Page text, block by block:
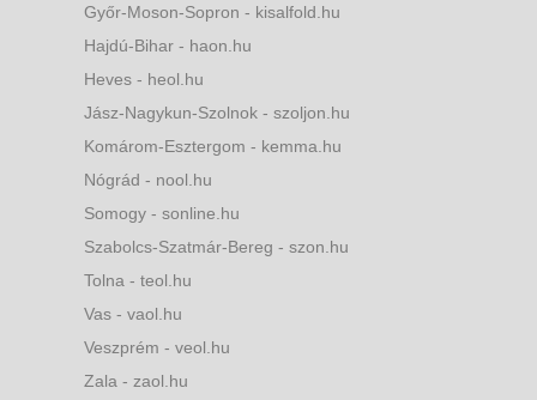
Győr-Moson-Sopron - kisalfold.hu
Hajdú-Bihar - haon.hu
Heves - heol.hu
Jász-Nagykun-Szolnok - szoljon.hu
Komárom-Esztergom - kemma.hu
Nógrád - nool.hu
Somogy - sonline.hu
Szabolcs-Szatmár-Bereg - szon.hu
Tolna - teol.hu
Vas - vaol.hu
Veszprém - veol.hu
Zala - zaol.hu